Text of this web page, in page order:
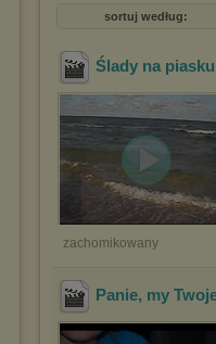
sortuj według:
Ślady na piasku
zachomikowany
Panie, my